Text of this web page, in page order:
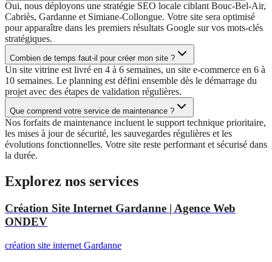
Oui, nous déployons une stratégie SEO locale ciblant Bouc-Bel-Air,
Cabriès, Gardanne et Simiane-Collongue. Votre site sera optimisé
pour apparaître dans les premiers résultats Google sur vos mots-clés
stratégiques.
Combien de temps faut-il pour créer mon site ?
Un site vitrine est livré en 4 à 6 semaines, un site e-commerce en 6 à
10 semaines. Le planning est défini ensemble dès le démarrage du
projet avec des étapes de validation régulières.
Que comprend votre service de maintenance ?
Nos forfaits de maintenance incluent le support technique prioritaire,
les mises à jour de sécurité, les sauvegardes régulières et les
évolutions fonctionnelles. Votre site reste performant et sécurisé dans
la durée.
Explorez nos services
Création Site Internet Gardanne | Agence Web
ONDEV
création site internet Gardanne